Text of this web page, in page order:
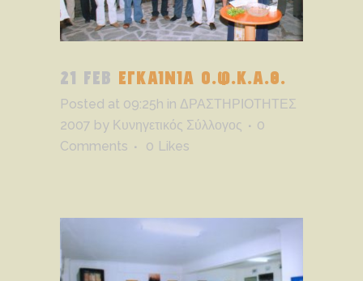
21 FEB ΕΓΚΑΙΝΙΑ Ο.Φ.Κ.Α.Θ.
Posted at 09:25h in ΔΡΑΣΤΗΡΙΟΤΗΤΕΣ
2007 by Κυνηγετικός Σύλλογος
0
Comments
0 Likes